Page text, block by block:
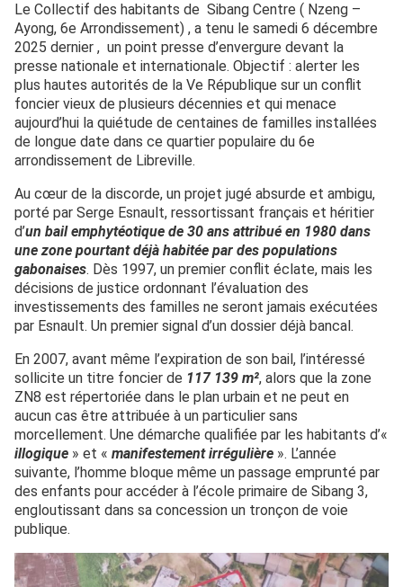
Le Collectif des habitants de Sibang Centre ( Nzeng –
Ayong, 6e Arrondissement) , a tenu le samedi 6 décembre
2025 dernier , un point presse d’envergure devant la
presse nationale et internationale. Objectif : alerter les
plus hautes autorités de la Ve République sur un conflit
foncier vieux de plusieurs décennies et qui menace
aujourd’hui la quiétude de centaines de familles installées
de longue date dans ce quartier populaire du 6e
arrondissement de Libreville.
Au cœur de la discorde, un projet jugé absurde et ambigu,
porté par Serge Esnault, ressortissant français et héritier
d’un bail emphytéotique de 30 ans attribué en 1980 dans
une zone pourtant déjà habitée par des populations
gabonaises. Dès 1997, un premier conflit éclate, mais les
décisions de justice ordonnant l’évaluation des
investissements des familles ne seront jamais exécutées
par Esnault. Un premier signal d’un dossier déjà bancal.
En 2007, avant même l’expiration de son bail, l’intéressé
sollicite un titre foncier de 117 139 m², alors que la zone
ZN8 est répertoriée dans le plan urbain et ne peut en
aucun cas être attribuée à un particulier sans
morcellement. Une démarche qualifiée par les habitants d’«
illogique » et « manifestement irrégulière ». L’année
suivante, l’homme bloque même un passage emprunté par
des enfants pour accéder à l’école primaire de Sibang 3,
engloutissant dans sa concession un tronçon de voie
publique.